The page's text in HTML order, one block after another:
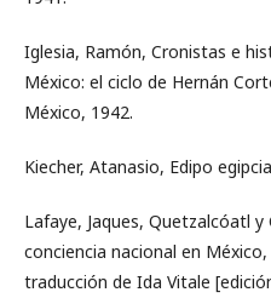
Iglesia, Ramón, Cronistas e
México: el ciclo de Hernán
México, 1942.
Kiecher, Atanasio, Edipo
Lafaye, Jaques, Quetzalcóatl
conciencia nacional en
traducción de Ida Vitale